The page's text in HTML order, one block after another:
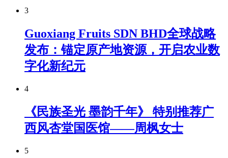
3
Guoxiang Fruits SDN BHD全球战略
发布：锚定原产地资源，开启农业数
字化新纪元
4
《民族圣光 墨韵千年》 特别推荐广
西风杏堂国医馆——周枫女士
5